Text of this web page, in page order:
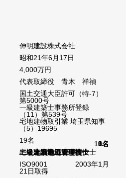
伸明建設株式会社
昭和21年6月17日
4,000万円
代表取締役 青木 祥禎
国土交通大臣許可（特-7）
第5000号
一級建築士事務所登録
（11）第539号
宅地建物取引業 埼玉県知事
（5）19695
19名
一級建築士
3名
二級建築士
6名
一級土木施工管理技士
2名
二級土木施工管理技士
1名
一級建築施工管理技士
10名
二級建築施工管理技士
1名
二級管工事施工管理技士
1名
二級建設業経理事務士
3名
宅地建物取引主任者
3名
ISO9001 2003年1月
21日取得